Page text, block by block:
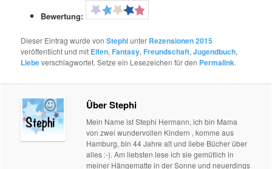
Bewertung:
Dieser Eintrag wurde vonStephiunter Rezensionen 2015
veröffentlicht und mit Elfen, Fantasy, Freundschaft,Jugendbuch,
Liebeverschlagwortet. Setze ein Lesezeichen für den Permalink.
Über Stephi
Mein Name ist Stephi Hermann, ich bin Mama
von zwei wundervollen Kindern , komme aus
Hamburg, bin 44 Jahre alt und liebe Bücher über
alles :-). Am liebsten lese ich sie gemütlich in
meiner Hängematte in der Sonne und neuerdings